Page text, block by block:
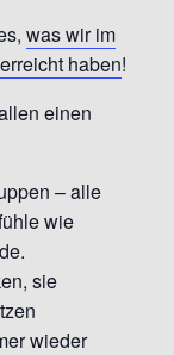
was wir im
haben!
einen
– alle
wie
sie
wieder